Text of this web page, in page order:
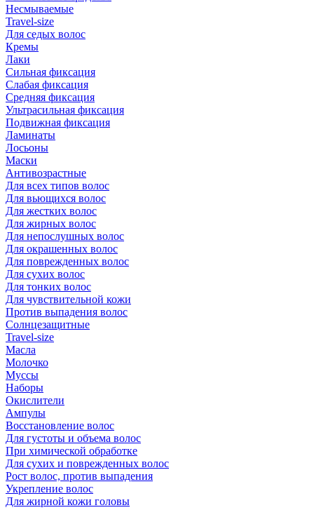
Несмываемые
Travel-size
Для седых волос
Кремы
Лаки
Сильная фиксация
Слабая фиксация
Средняя фиксация
Ультрасильная фиксация
Подвижная фиксация
Ламинаты
Лосьоны
Маски
Антивозрастные
Для всех типов волос
Для вьющихся волос
Для жестких волос
Для жирных волос
Для непослушных волос
Для окрашенных волос
Для поврежденных волос
Для сухих волос
Для тонких волос
Для чувствительной кожи
Против выпадения волос
Солнцезащитные
Travel-size
Масла
Молочко
Муссы
Наборы
Окислители
Ампулы
Восстановление волос
Для густоты и объема волос
При химической обработке
Для сухих и поврежденных волос
Рост волос, против выпадения
Укрепление волос
Для жирной кожи головы